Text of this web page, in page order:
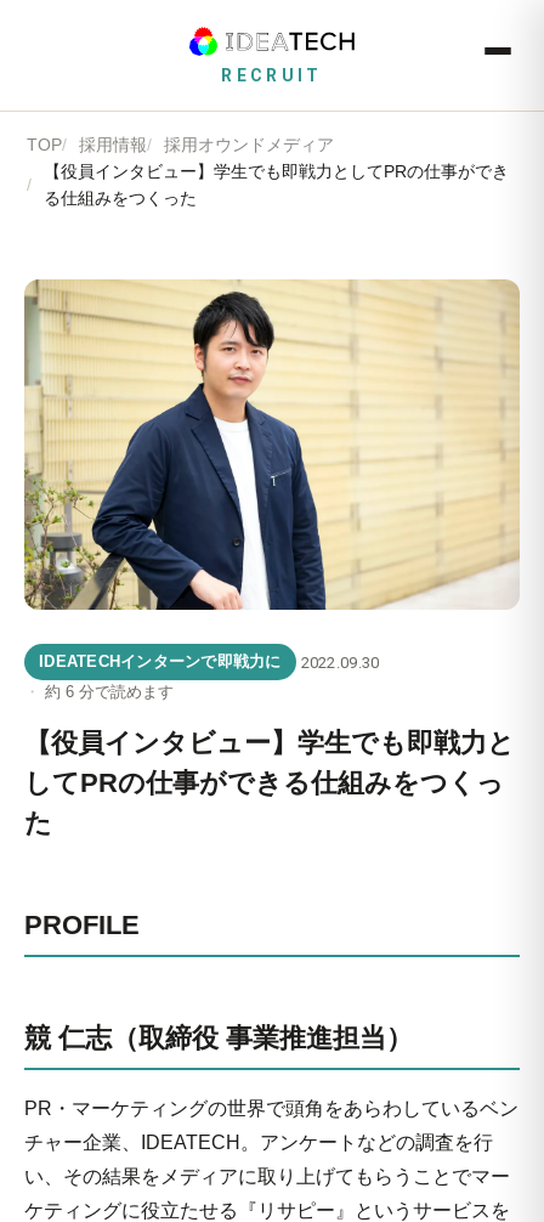
RECRUIT
TOP 採用情報
採用オウンドメディア
【役員インタビュー】学生でも即戦力としてPRの仕事ができ
る仕組みをつくった
IDEATECHインターンで即戦力に
2022.09.30
約 6 分で読めます
【役員インタビュー】学生でも即戦力と
してPRの仕事ができる仕組みをつくっ
た
PROFILE
競 仁志（取締役 事業推進担当）
PR・マーケティングの世界で頭角をあらわしているベン
チャー企業、IDEATECH。アンケートなどの調査を行
い、その結果をメディアに取り上げてもらうことでマー
ケティングに役立たせる『リサピー』というサービスを